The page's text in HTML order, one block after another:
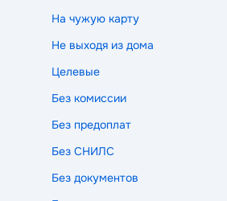
На чужую карту
Не выходя из дома
Целевые
Без комиссии
Без предоплат
Без СНИЛС
Без документов